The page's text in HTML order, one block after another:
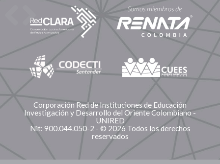
Corporación Red de Instituciones de Educación
Investigación y Desarrollo del Oriente Colombiano -
UNIRED
Nit: 900.044.050-2 - © 2026 Todos los derechos
reservados